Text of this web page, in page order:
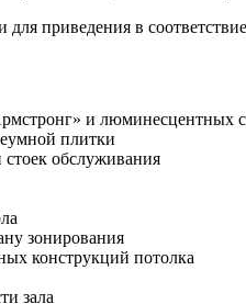
приведения в
и люминесцентных
плитки
обслуживания
зонирования
конструкций потолка
зала